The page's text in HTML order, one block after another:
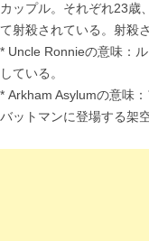
カップル。それぞれ23歳
て射殺されている。射殺
* Uncle Ronnieの意味：
している。
* Arkham Asylumの意味
バットマンに登場する架